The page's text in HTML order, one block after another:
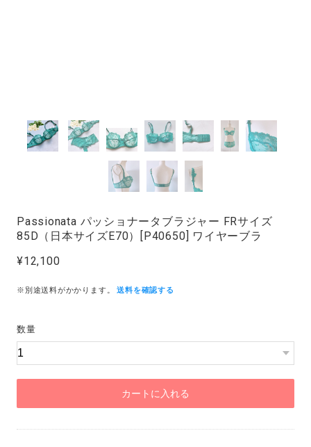
Passionata パッショナータブラジャー FRサイズ
85D（日本サイズE70）[P40650] ワイヤーブラ
¥12,100
※別途送料がかかります。 送料を確認する
数量
カートに入れる